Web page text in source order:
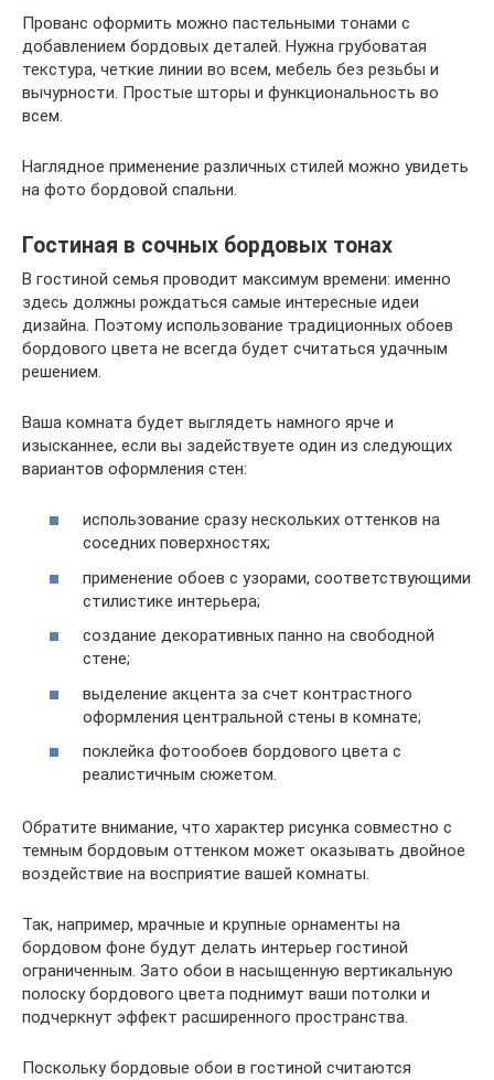
Прованс оформить можно пастельными тонами с
добавлением бордовых деталей. Нужна грубоватая
текстура, четкие линии во всем, мебель без резьбы и
вычурности. Простые шторы и функциональность во
всем.
Наглядное применение различных стилей можно увидеть
на фото бордовой спальни.
Гостиная в сочных бордовых тонах
В гостиной семья проводит максимум времени: именно
здесь должны рождаться самые интересные идеи
дизайна. Поэтому использование традиционных обоев
бордового цвета не всегда будет считаться удачным
решением.
Ваша комната будет выглядеть намного ярче и
изысканнее, если вы задействуете один из следующих
вариантов оформления стен:
использование сразу нескольких оттенков на
соседних поверхностях;
применение обоев с узорами, соответствующими
стилистике интерьера;
создание декоративных панно на свободной
стене;
выделение акцента за счет контрастного
оформления центральной стены в комнате;
поклейка фотообоев бордового цвета с
реалистичным сюжетом.
Обратите внимание, что характер рисунка совместно с
темным бордовым оттенком может оказывать двойное
воздействие на восприятие вашей комнаты.
Так, например, мрачные и крупные орнаменты на
бордовом фоне будут делать интерьер гостиной
ограниченным. Зато обои в насыщенную вертикальную
полоску бордового цвета поднимут ваши потолки и
подчеркнут эффект расширенного пространства.
Поскольку бордовые обои в гостиной считаются